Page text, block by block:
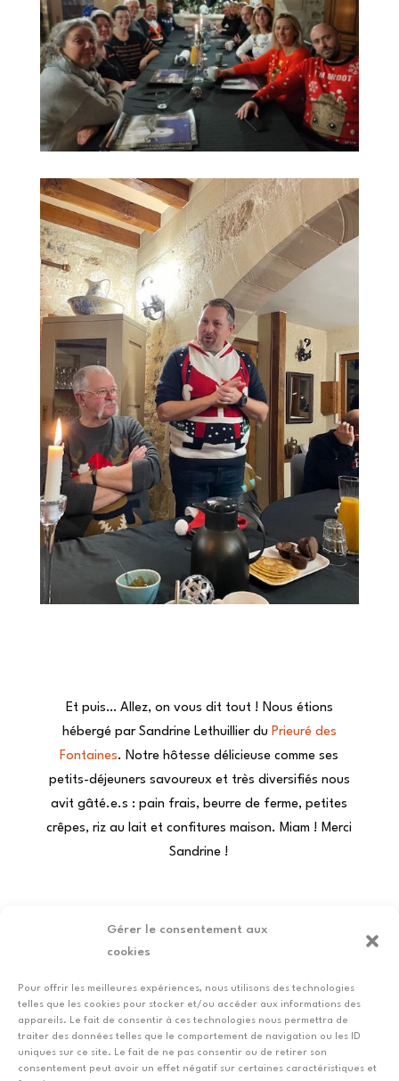
Gérer le consentement aux
cookies
Pour offrir les meilleures expériences, nous utilisons des technologies
telles que les cookies pour stocker et/ou accéder aux informations des
appareils. Le fait de consentir à ces technologies nous permettra de
traiter des données telles que le comportement de navigation ou les ID
uniques sur ce site. Le fait de ne pas consentir ou de retirer son
consentement peut avoir un effet négatif sur certaines caractéristiques et
Et puis… Allez, on vous dit tout ! Nous étions
hébergé par Sandrine Lethuillier du Prieuré des
Fontaines. Notre hôtesse délicieuse comme ses
petits-déjeuners savoureux et très diversifiés nous
avit gâté.e.s : pain frais, beurre de ferme, petites
crêpes, riz au lait et confitures maison. Miam ! Merci
Sandrine !
Je veux venir petit-déjeuner au
CERE